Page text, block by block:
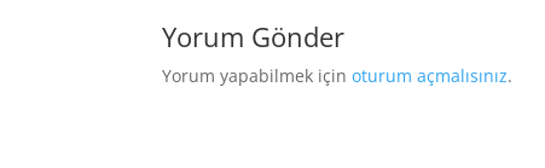
Yorum Gönder
Yorum yapabilmek içinoturum açmalısınız.